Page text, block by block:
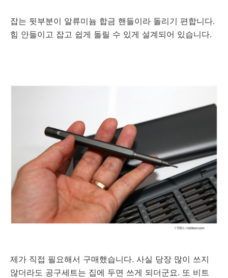
잡는 뒷부분이 알류미늄 합금 핸들이라 돌리기 편합니다.
힘 안들이고 잡고 쉽게 돌릴 수 있게 설계되어 있습니다.
제가 직접 필요해서 구매했습니다. 사실 당장 많이 쓰지
않더라도 공구세트는 집에 두면 쓰게 되더군요. 또 비트